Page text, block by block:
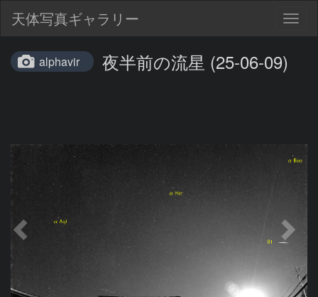
天体写真ギャラリー
alphavir 夜半前の流星 (25-06-09)